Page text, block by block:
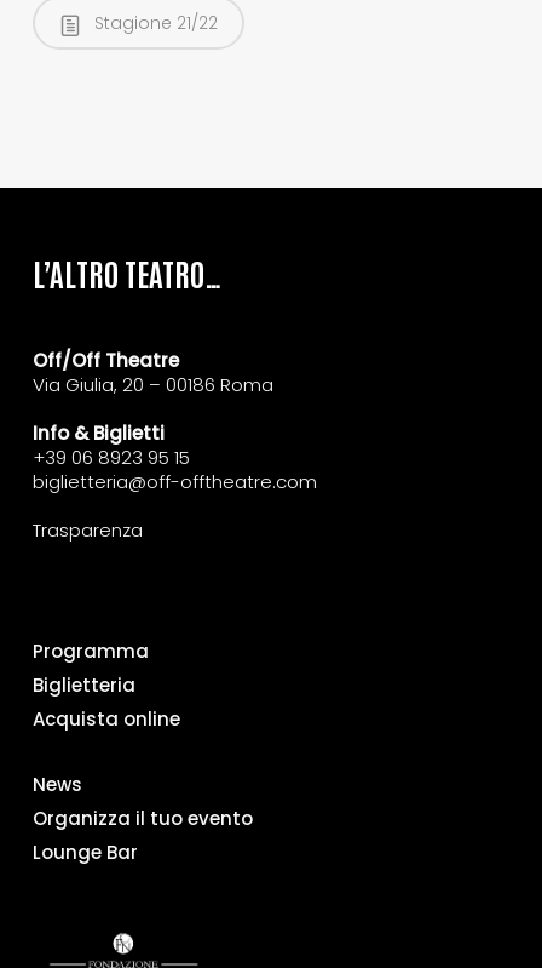
Stagione 21/22
L’ALTRO TEATRO…
Off/Off Theatre
Via Giulia, 20 – 00186 Roma
Info & Biglietti
+39 06 8923 95 15
biglietteria@off-offtheatre.com
Trasparenza
Programma
Biglietteria
Acquista online
News
Organizza il tuo evento
Lounge Bar